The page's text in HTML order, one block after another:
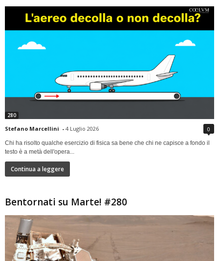
280
Stefano Marcellini - 4 Luglio 2026 0
Chi ha risolto qualche esercizio di fisica sa bene che chi ne capisce a fondo il
testo è a metà dell'opera...
Continua a leggere
Bentornati su Marte! #280